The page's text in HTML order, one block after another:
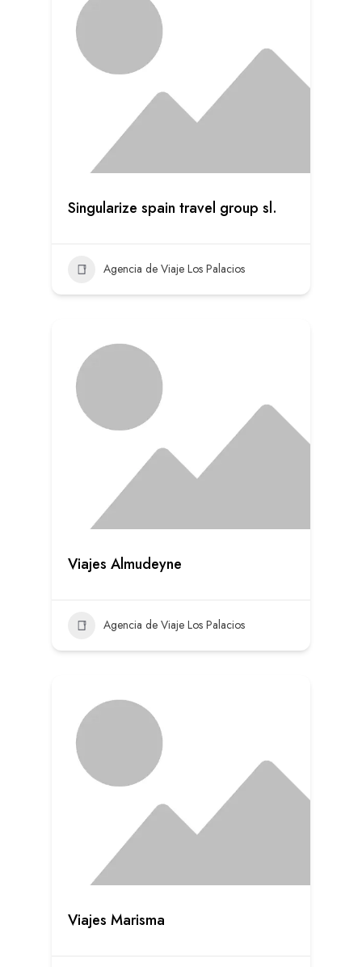
Singularize spain travel group sl.
Agencia de Viaje Los Palacios
Viajes Almudeyne
Agencia de Viaje Los Palacios
Viajes Marisma